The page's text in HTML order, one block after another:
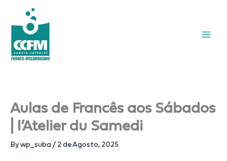
content
Aulas de Francês aos Sábados
| l’Atelier du Samedi
Bywp_suba /2 de Agosto, 2025